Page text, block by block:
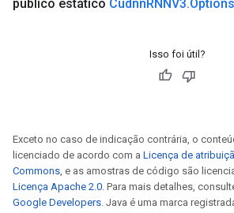
público estático CudnnRNNV3.Options
Isso foi útil?
Exceto no caso de indicação contrária, o
licenciado de acordo com a Licença de
Commons, e as amostras de código são
Licença Apache 2.0. Para mais detalhes,
Google Developers. Java é uma marca